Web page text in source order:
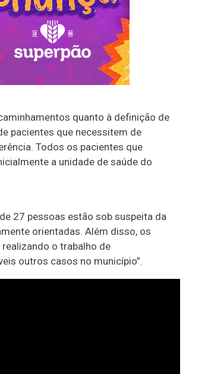
quanto à definição de
pacientes que necessitem de
Todos os pacientes que
a unidade de saúde do
27 pessoas estão sob suspeita da
orientadas. Além disso, os
o trabalho de
outros casos no município”.